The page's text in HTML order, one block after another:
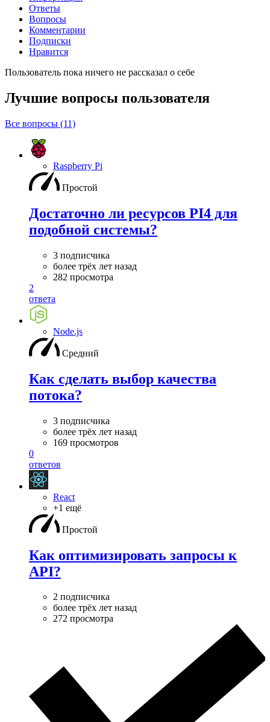
Ответы
Вопросы
Комментарии
Подписки
Нравится
Пользователь пока ничего не рассказал о себе
Лучшие вопросы пользователя
Все вопросы (11)
Raspberry Pi
Простой
Достаточно ли ресурсов PI4 для
подобной системы?
3 подписчика
более трёх лет назад
282 просмотра
2
ответа
Node.js
Средний
Как сделать выбор качества
потока?
3 подписчика
более трёх лет назад
169 просмотров
0
ответов
React
+1 ещё
Простой
Как оптимизировать запросы к
API?
2 подписчика
более трёх лет назад
272 просмотра